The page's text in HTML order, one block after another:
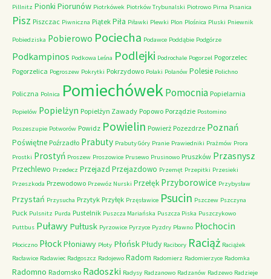
Pillnitz Pionki Piorunów Piotrkówek Piotrków Trybunalski Piotrowo Pirna Pisanica
Pisz Piszczac Piwniczna Piątek Piła Piławki Plewki Plon Plośnica Pluski Pniewnik
Pobiedziska Pobierowo Pociecha Podawce Poddąbie Podgórze
Podkampinos Podkowa Leśna Podlejki Podrochale Pogorzel Pogorzelec
Pogorzelica Pogroszew Pokrytki Pokrzydowo Polaki Polanów Polesie Polichno
Policzna Polnica PomiechówekPomocnia Popielarnia
Popielów Popielżyn Popielżyn Zawady Popowo Porządzie Postomino
Poszeszupie Potworów Powidz Powielin Powierż Pozezdrze Poznań
Poświętne Poźrzadło Prabuty Prabuty Góry Pranie Prawiedniki Prażmów Prora
Prostki Prostyń Proszew Proszowice Prusewo Prusinowo Pruszków Przasnysz
Przechlewo Przedecz Przejazd Przejazdowo Przemęt Przepitki Przesieki
Przeszkoda Przewodowo Przewóz Nurski Przełęk Przyborowice Przybysław
Przystań Przysucha Przytyk Przyłęk Przęsławice Psucin Pszczew Pszczyna
Puck Pulsnitz Purda Pustelnik Puszcza Mariańska Puszcza Piska Puszczykowo
Puttbus Puławy Pułtusk Pyrzowice Pyrzyce Pyzdry Pławno Płochocin
Płociczno PłockPłoniawy Płoty PłońskPłudy Racibory Raciąż Raciążek
Racławice Radawiec Radgoszcz Radojewo Radom Radomierz Radomierzyce Radomka
Radomno Radomsko Radoszki Radysy Radzanowo Radzanów Radzewo Radzieje